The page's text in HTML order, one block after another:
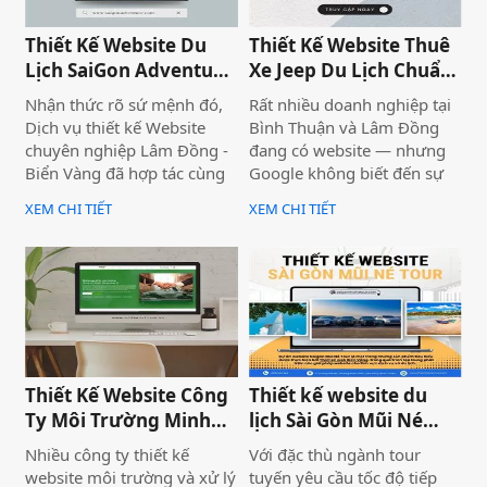
những yếu tố cực kỳ quan
trọng làm tăng trải nghiệm
khách hàng.
trong lĩnh vực thiết website
tại Phan Thiết, Bình Thuận.
Thiết Kế Website Du
Lịch SaiGon Adventure
- Top tour Saigon
Nhận thức rõ sứ mệnh đó,
Dịch vụ thiết kế Website
chuyên nghiệp Lâm Đồng -
Biển Vàng đã hợp tác cùng
thương hiệu SaiGon
Adventure để triển khai dự
cao cấp tại địa chỉ
saigonadventure.com. Dự
án không chỉ giúp SaiGon
Adventure khẳng định vị
thế dẫn đầu trong mảng
tour trải nghiệm Sài Gòn &
Việt Nam mà còn là minh
chứng cho năng lực công
nghệ và tư duy UX/UI hiện
đại từ Biển Vàng.
XEM CHI TIẾT
Thiết Kế Website Thuê
Xe Jeep Du Lịch Chuẩn
SEO 2026 | JoyJeep
Rất nhiều doanh nghiệp tại
Bình Thuận và Lâm Đồng
đang có website — nhưng
Google không biết đến sự
tồn tại của họ. Không có
khách từ tìm kiếm tự nhiên,
dung đều trở nên vô nghĩa.
Vấn đề không nằm ở nội
dung hay thiếu ngân sách
quảng cáo — mà nằm ngay
ở nền tảng: website chưa
được thiết kế chuẩn SEO
2026 từ đầu.
XEM CHI TIẾT
Thiết Kế Website Công
Ty Môi Trường Minh
Đạt - Lâm Đồng
Nhiều công ty thiết kế
website môi trường và xử lý
Thiết kế website du
lịch Sài Gòn Mũi Né
Tour
Với đặc thù ngành tour
tuyến yêu cầu tốc độ tiếp